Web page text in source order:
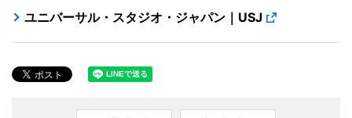
ユニバーサル・スタジオ・ジャパン｜USJ